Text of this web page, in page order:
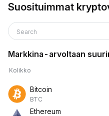
Suosituimmat
Search
Markkina-arvoltaan
Kolikko
Bitcoin
BTC
Ethereum